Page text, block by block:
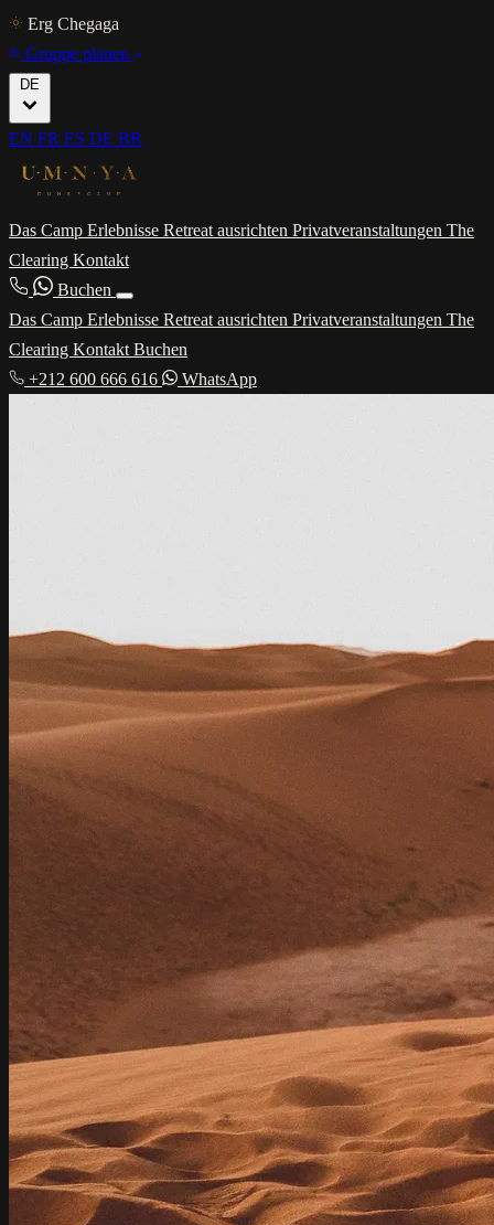
Erg Chegaga
Gruppe planen
DE
EN FR ES DE BR
Das Camp Erlebnisse Retreat ausrichten Privatveranstaltungen The
Clearing Kontakt
Buchen
Das Camp Erlebnisse Retreat ausrichten Privatveranstaltungen The
Clearing Kontakt Buchen
+212 600 666 616
WhatsApp